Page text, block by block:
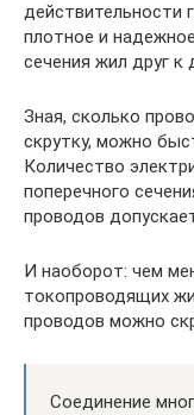
действительности
плотное и
сечения жил друг к
Зная, сколько
скрутку, можно
Количество
поперечного
проводов
И наоборот: чем
токопроводящих
проводов можно
Соединение